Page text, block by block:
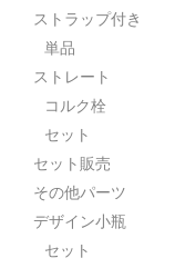
ストラップ付き
単品
ストレート
コルク栓
セット
セット販売
その他パーツ
デザイン小瓶
セット